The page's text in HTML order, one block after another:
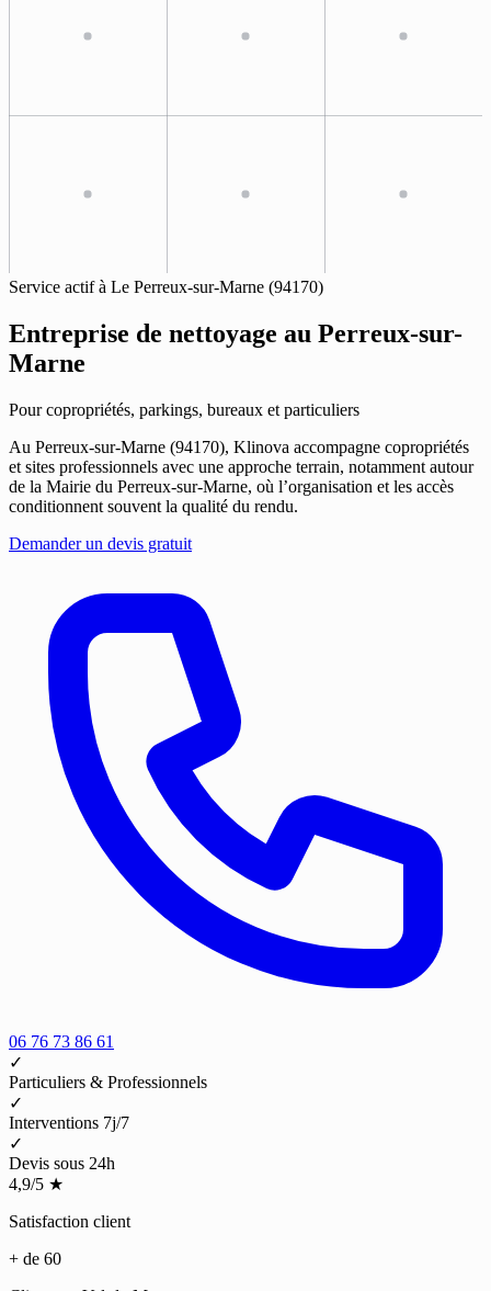
Service actif à Le Perreux-sur-Marne (94170)
Entreprise de nettoyage au Perreux-sur-
Marne
Pour copropriétés, parkings, bureaux et particuliers
Au Perreux-sur-Marne (94170), Klinova accompagne copropriétés
et sites professionnels avec une approche terrain, notamment autour
de la Mairie du Perreux-sur-Marne, où l’organisation et les accès
conditionnent souvent la qualité du rendu.
Demander un devis gratuit
06 76 73 86 61
✓
Particuliers & Professionnels
✓
Interventions 7j/7
✓
Devis sous 24h
4,9/5 ★
Satisfaction client
+ de 60